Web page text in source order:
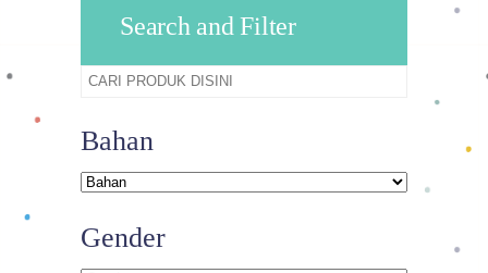
Search and Filter
Bahan
Gender